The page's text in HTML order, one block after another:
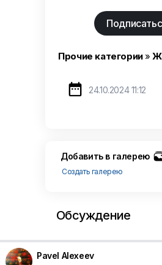
Прочие категории»
 24.10.2024 11:12
Добавить в галерею
Создать галерею
Обсуждение
Pavel Alexeev